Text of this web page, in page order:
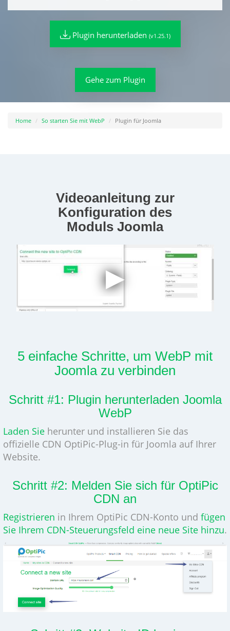
Plugin herunterladen (v1.25.1)
Gehe zum Plugin
Home So starten Sie mit WebP Plugin für Joomla
Videoanleitung zur
Konfiguration des
Moduls Joomla
5 einfache Schritte, um WebP mit
Joomla zu verbinden
Schritt #1: Plugin herunterladen Joomla
WebP
Laden Sieherunter und installieren Sie das
offizielle CDN OptiPic-Plug-in für Joomla auf Ihrer
Website.
Schritt #2: Melden Sie sich für OptiPic
CDN an
Registrieren in Ihrem OptiPic CDN-Konto und fügen
Sie Ihrem CDN-Steuerungsfeld eine neue Site hinzu.